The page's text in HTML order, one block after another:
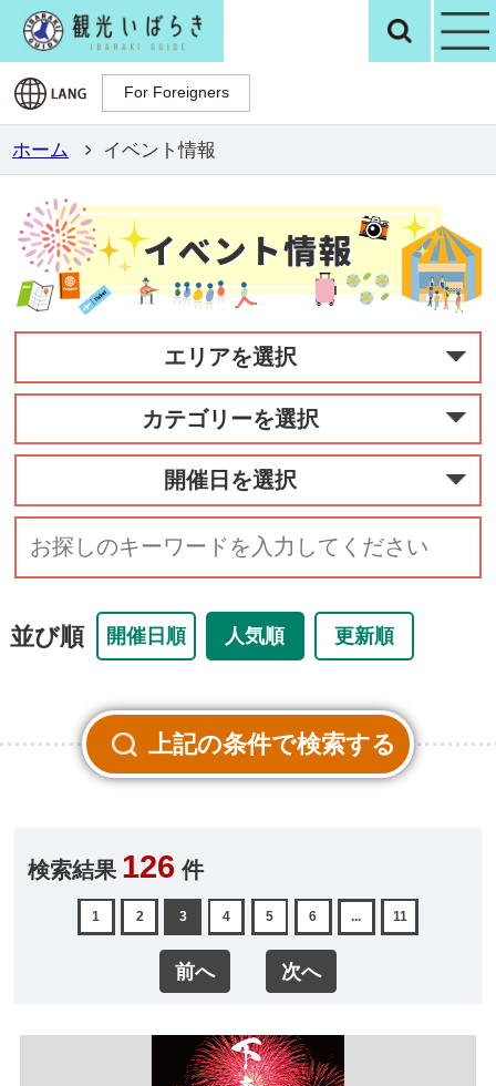
観光いばらき検
For Foreigners
For Foreigners
ホーム イベント情報
エリアを選択
カテゴリーを選択
開催日を選択
並び順 開催日順 人気順 更新順
検索結果 126 件
前へ
1 2 3 4 5 6 ... 11
次へ